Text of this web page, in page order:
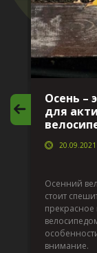
Осень –
для
20.09.2021
Осенний
стоит
прекрасное
внимание.